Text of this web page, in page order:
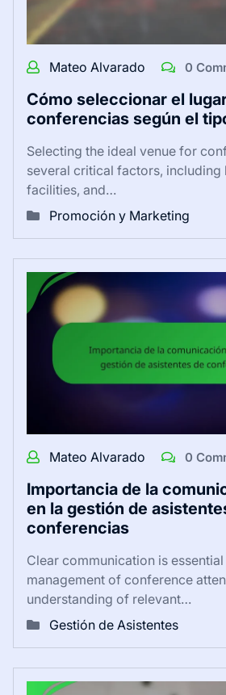
Mateo Alvarado 0
Cómo seleccionar el
conferencias según el
Selecting the ideal venue for
several critical factors, including
facilities, and…
Promoción y Marketing
Mateo Alvarado 0
Importancia de la
en la gestión de
conferencias
Clear communication is
management of conference
understanding of relevant…
Gestión de Asistentes